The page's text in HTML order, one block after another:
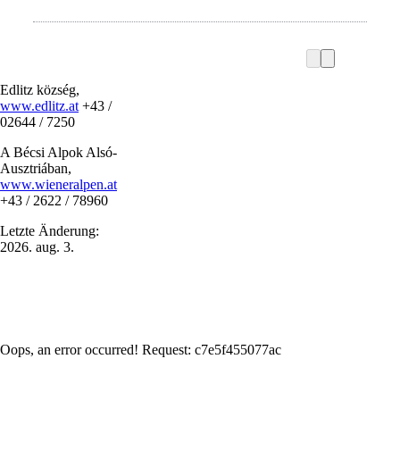
Edlitz község,
www.edlitz.at +43 /
02644 / 7250
A Bécsi Alpok Alsó-
Ausztriában,
www.wieneralpen.at
+43 / 2622 / 78960
Letzte Änderung:
2026. aug. 3.
Oops, an error occurred! Request: c7e5f455077ac